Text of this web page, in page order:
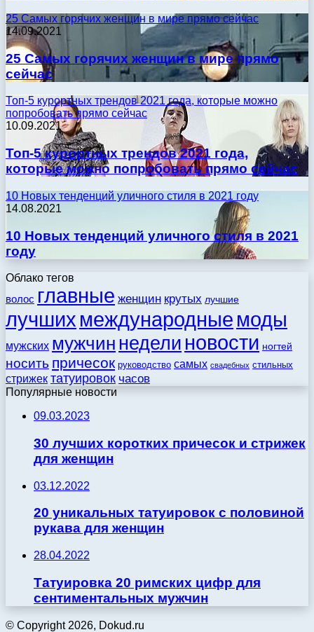
25 Самых горячих женщин в мире прямо сейчас
14.09.2021
25 Самых горячих женщин в мире прямо
сейчас
Топ-5 курортных трендов 2021 года, которые можно
попробовать прямо сейчас
10.09.2021
Топ-5 курортных трендов 2021 года,
которые можно попробовать прямо сейчас
10 Новых тенденций уличного стиля в 2021 году
14.08.2021
10 Новых тенденций уличного стиля в 2021
году
Облако тегов
волос главные женщин крутых лучшие
лучших международные моды
мужских мужчин недели новости ногтей
носить причесок руководство самых свадебных стильных
стрижек татуировок часов
Популярные новости
09.03.2023
30 лучших коротких причесок и стрижек
для женщин
03.12.2022
20 уникальных татуировок с половиной
рукава для женщин
28.04.2022
Татуировка 20 римских цифр для
сентиментальных мужчин
© Copyright 2026, Dokud.ru